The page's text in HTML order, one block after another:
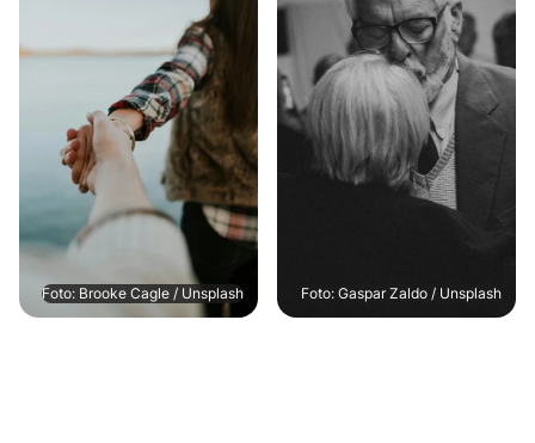
Foto: Brooke Cagle / Unsplash Foto: Gaspar Zaldo / Unsplash